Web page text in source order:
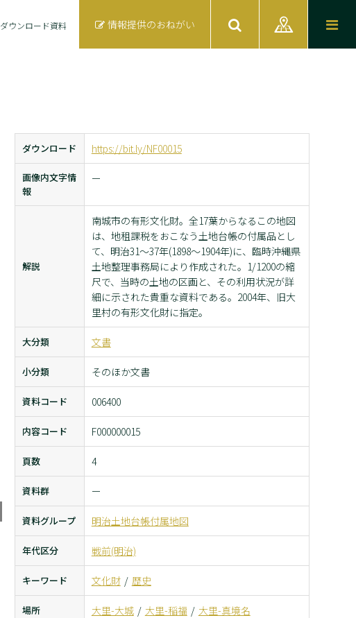
ダウンロード資料 情報提供のおねがい
ダウンロード https://bit.ly/NF00015
画像内文字情
報
ー
解説
南城市の有形文化財。全17葉からなるこの地図
は、地租課税をおこなう土地台帳の付属品とし
て、明治31～37年(1898～1904年)に、臨時沖縄県
土地整理事務局により作成された。1/1200の縮
尺で、当時の土地の区画と、その利用状況が詳
細に示された貴重な資料である。2004年、旧大
里村の有形文化財に指定。
大分類 文書
小分類 そのほか文書
資料コード 006400
内容コード F000000015
頁数 4
資料群 ー
資料グループ 明治土地台帳付属地図
年代区分 戦前(明治)
キーワード 文化財 歴史
場所 大里-大城 大里-稲福 大里-真境名